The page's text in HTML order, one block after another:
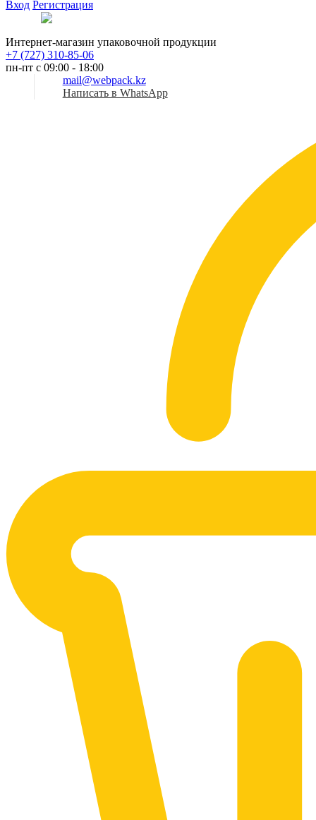
Вход Регистрация
Интернет-магазин упаковочной продукции
+7 (727) 310-85-06
пн-пт с 09:00 - 18:00
mail@webpack.kz
Написать в WhatsApp